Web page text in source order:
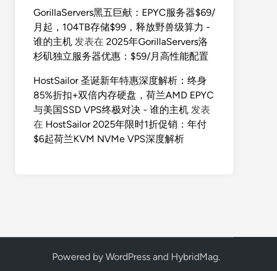
GorillaServers黑五巨献：EPYC服务器$69/
月起，104TB存储$99，释放野兽级算力 -
谁的主机 发表在 2025年GorillaServers洛
杉矶独立服务器优惠：$59/月高性能配置
HostSailor 圣诞新年特惠深度解析：终身
85%折扣+双倍内存硬盘，荷兰AMD EPYC
与美国SSD VPS终极对决 - 谁的主机 发表
在 HostSailor 2025年限时1折促销：年付
$6起荷兰KVM NVMe VPS深度解析
Powered by WordPress and HybridMag.